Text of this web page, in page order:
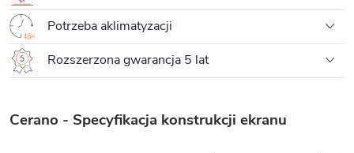
Potrzeba aklimatyzacji
Rozszerzona gwarancja 5 lat
Cerano - Specyfikacja konstrukcji ekranu